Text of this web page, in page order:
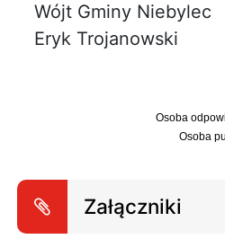
Wójt Gminy Niebylec
Eryk Trojanowski
Osoba
Osoba
Załączniki